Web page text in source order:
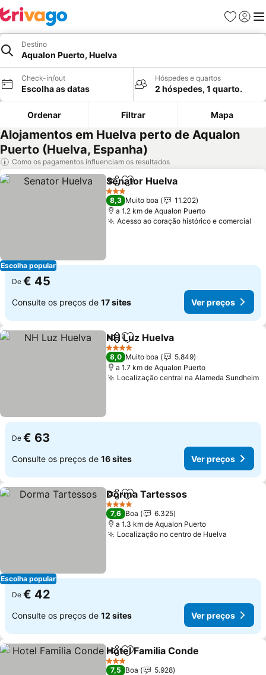
Favoritos
Iniciar
Destino
Aqualon Puerto, Huelva
Check-in/out
Escolha as datas
Hóspedes e quartos
2 hóspedes, 1 quarto.
Ordenar Filtrar Mapa
Alojamentos em Huelva perto de Aqualon
Puerto (Huelva, Espanha)
Como os pagamentos influenciam os resultados
Escolha popular
PartilharAdicionar aos favoritos
Senator Huelva
3 Estrelas
8,3 Muito boa
11.202
a 1.2 km de Aqualon Puerto
Acesso ao coração histórico e comercial
De € 45
Consulte os preços de 17 sites Ver preços
PartilharAdicionar aos favoritos
NH Luz Huelva
4 Estrelas
8,0 Muito boa
5.849
a 1.7 km de Aqualon Puerto
Localização central na Alameda Sundheim
De € 63
Consulte os preços de 16 sites Ver preços
Escolha popular
PartilharAdicionar aos favoritos
Dorma Tartessos
4 Estrelas
7,6 Boa
6.325
a 1.3 km de Aqualon Puerto
Localização no centro de Huelva
De € 42
Consulte os preços de 12 sites Ver preços
PartilharAdicionar aos favoritos
Hotel Familia Conde
3 Estrelas
7,5 Boa
5.928